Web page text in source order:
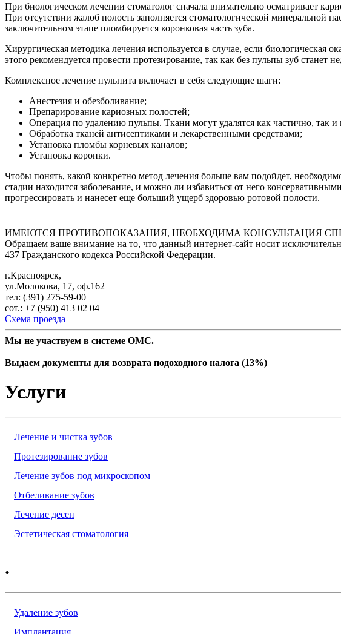
При биологическом лечении стоматолог сначала внимательно осматривает
При отсутствии жалоб полость заполняется стоматологической минеральной
заключительном этапе пломбируется коронковая часть зуба.
Хирургическая методика лечения используется в случае, если биологическая
этого рекомендуется провести протезирование, так как без пульпы зуб станет
Комплексное лечение пульпита включает в себя следующие шаги:
Анестезия и обезболивание;
Препарирование кариозных полостей;
Операция по удалению пульпы. Ткани могут удалятся как частично, так и
Обработка тканей антисептиками и лекарственными средствами;
Установка пломбы корневых каналов;
Установка коронки.
Чтобы понять, какой конкретно метод лечения больше вам подойдет,
стадии находится заболевание, и можно ли избавиться от него
прогрессировать и нанесет еще больший ущерб здоровью ротовой полости.
ИМЕЮТСЯ ПРОТИВОПОКАЗАНИЯ, НЕОБХОДИМА КОНСУЛЬТАЦИЯ
Обращаем ваше внимание на то, что данный интернет-сайт носит
437 Гражданского кодекса Российской Федерации.
г.Красноярск,
ул.Молокова, 17, оф.162
тел: (391) 275-59-00
сот.: +7 (950) 413 02 04
Схема проезда
Мы не участвуем в системе ОМС.
Выдаем документы для возврата подоходного налога (13%)
Услуги
Лечение и чистка зубов
Протезирование зубов
Лечение зубов под микроскопом
Отбеливание зубов
Лечение десен
Эстетическая стоматология
.
Удаление зубов
Имплантация